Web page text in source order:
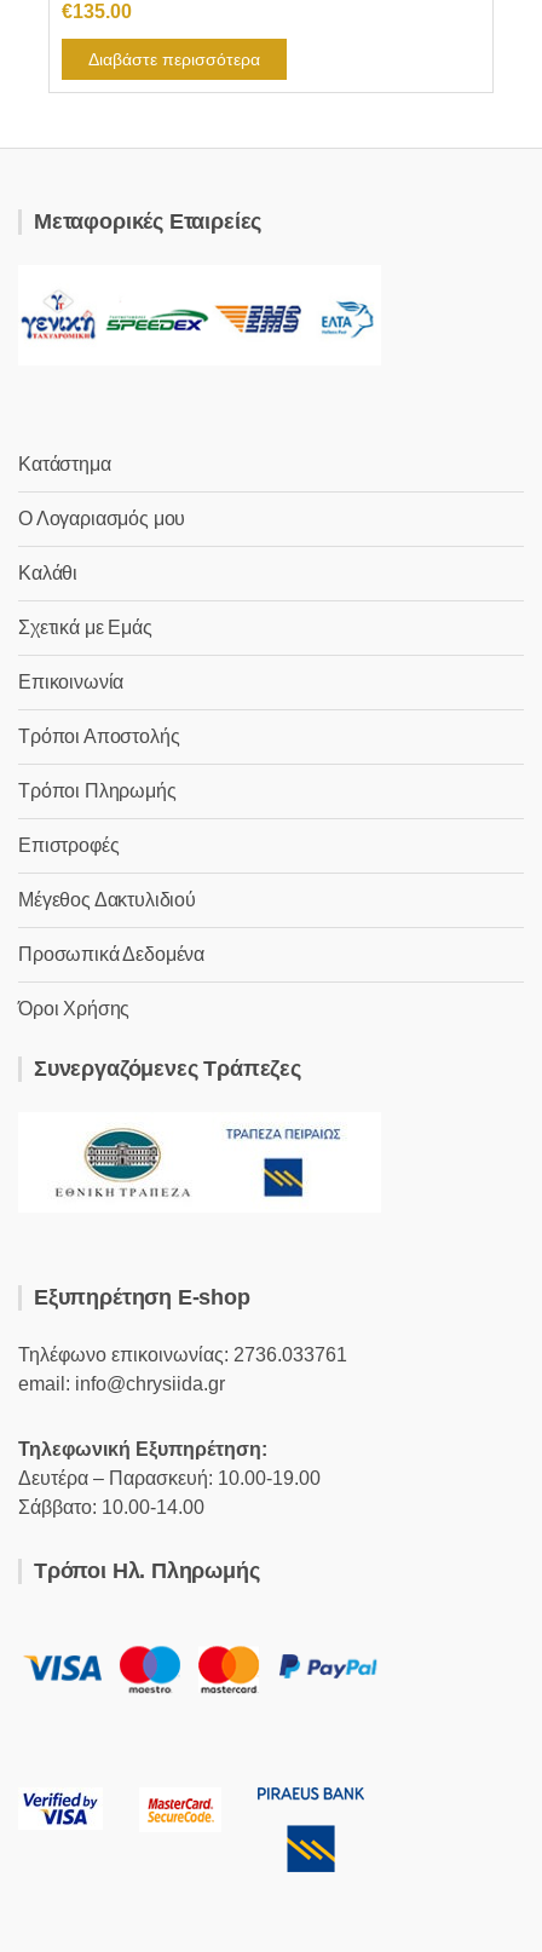
€135.00
Διαβάστε περισσότερα
Μεταφορικές Εταιρείες
Κατάστημα
Ο Λογαριασμός μου
Καλάθι
Σχετικά με Εμάς
Επικοινωνία
Τρόποι Αποστολής
Τρόποι Πληρωμής
Επιστροφές
Μέγεθος Δακτυλιδιού
Προσωπικά Δεδομένα
Όροι Χρήσης
Συνεργαζόμενες Τράπεζες
Εξυπηρέτηση E-shop
Τηλέφωνο επικοινωνίας: 2736.033761
email: info@chrysiida.gr
Τηλεφωνική Εξυπηρέτηση:
Δευτέρα – Παρασκευή: 10.00-19.00
Σάββατο: 10.00-14.00
Τρόποι Ηλ. Πληρωμής